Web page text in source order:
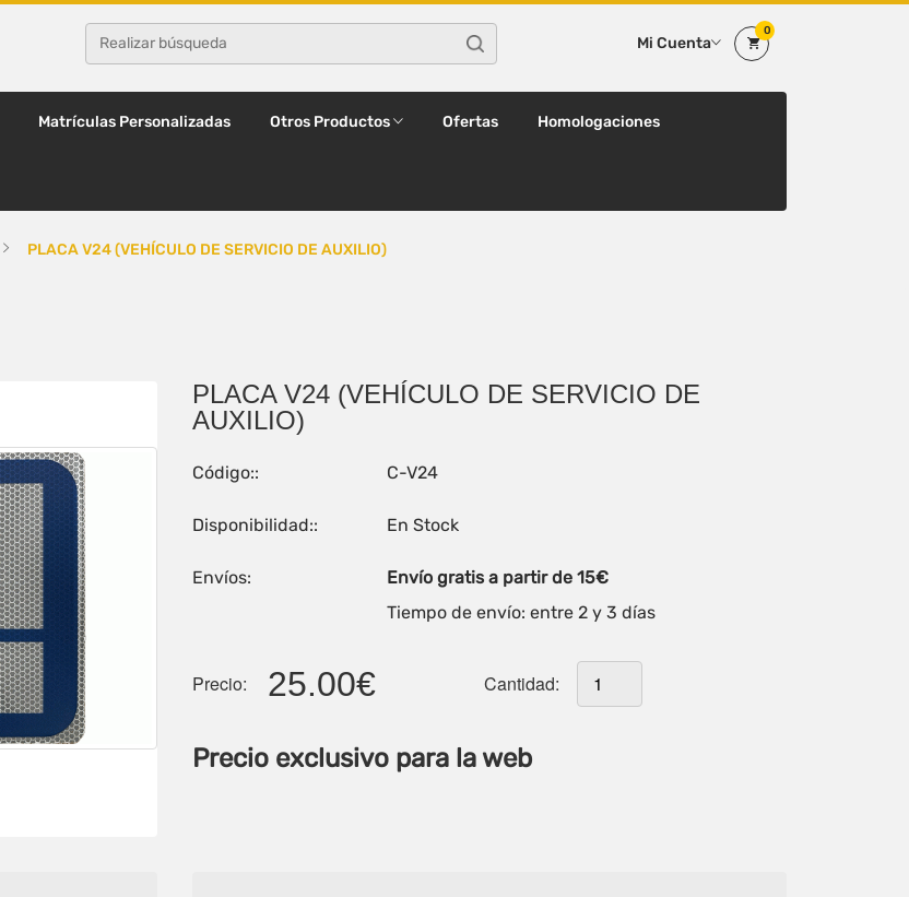
Mi Cuenta
0
Matrículas Personalizadas Otros Productos Ofertas Homologaciones
PLACA V24 (VEHÍCULO DE SERVICIO DE AUXILIO)
PLACA V24 (VEHÍCULO DE SERVICIO DE
AUXILIO)
Código:: C-V24
Disponibilidad:: En Stock
Envíos:
Envío gratis a partir de 15€
Tiempo de envío: entre 2 y 3 días
Precio: 25.00€ Cantidad:
Precio exclusivo para la web